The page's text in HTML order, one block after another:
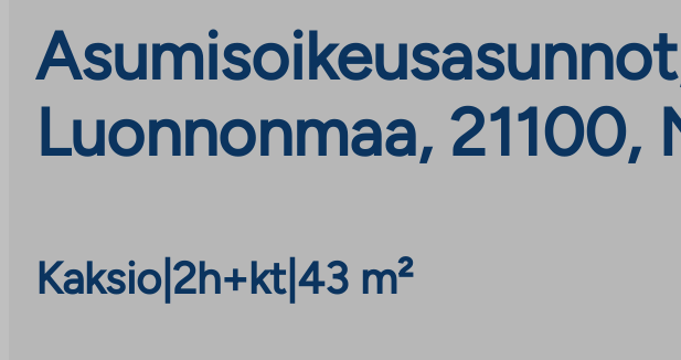
Luonnonmaa, 21100,
Kaksio| 2h+kt| 43 m²